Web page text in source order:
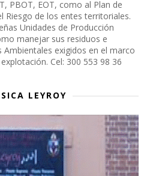
PBOT, EOT, como al Plan de
Riesgo de los entes territoriales.
Unidades de Producción
manejar sus residuos e
exigidos en el marco
Cel: 300 553 98 36
LEYROY